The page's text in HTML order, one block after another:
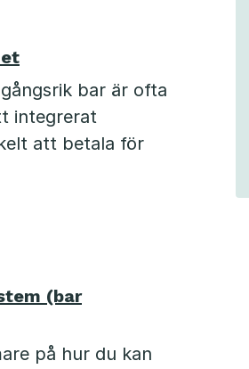
bar är ofta
integrerat
att betala för
(bar
på hur du kan